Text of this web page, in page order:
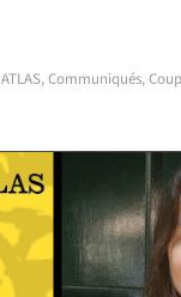
ATLAS,Communiqués,